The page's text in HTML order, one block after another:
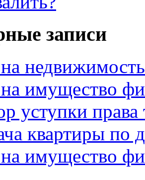
записи
имущество
уступки права
квартиры по
имущество